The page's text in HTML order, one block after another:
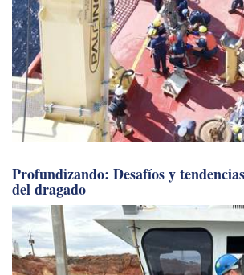
Profundizando: Desafíos y
del dragado